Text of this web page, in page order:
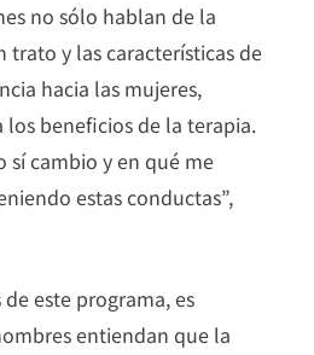
no sólo hablan de la
y las características de
hacia las mujeres,
beneficios de la terapia.
sí cambio y en qué me
estas conductas”,
este programa, es
entiendan que la